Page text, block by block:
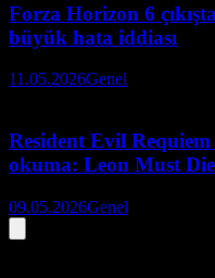
Forza Horizon 6
büyük hata iddiası
11.05.2026Genel
Resident Evil
okuma: Leon Must
09.05.2026Genel